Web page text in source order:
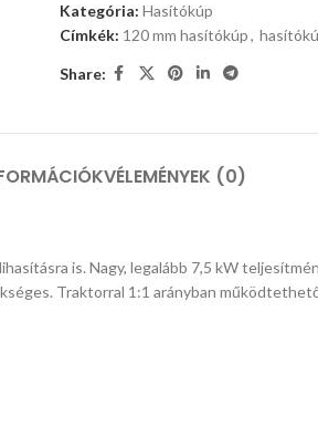
Kategória: Hasítókúp
Címkék: 120 mm hasítókúp,
Share:
VÉLEMÉNYEK (0)
is. Nagy, legalább 7,5 kW
Traktorral 1:1 arányban